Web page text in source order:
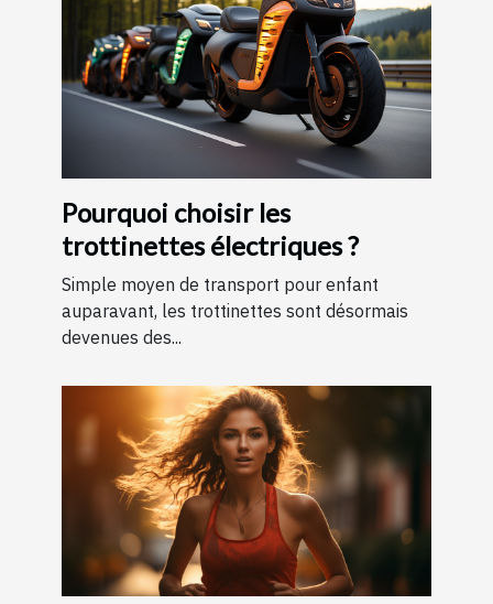
Pourquoi choisir les
trottinettes électriques ?
Simple moyen de transport pour enfant
auparavant, les trottinettes sont désormais
devenues des...